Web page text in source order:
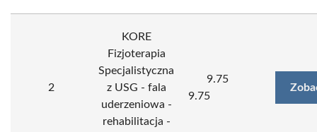
2
KORE
Fizjoterapia
Specjalistyczna
z USG - fala
uderzeniowa -
rehabilitacja -
9.75
9.75